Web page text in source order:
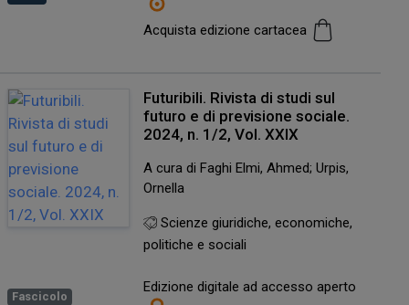
Acquista edizione cartacea
Fascicolo
Futuribili. Rivista di studi sul
futuro e di previsione sociale.
2024, n. 1/2, Vol. XXIX
A cura di Faghi Elmi, Ahmed; Urpis,
Ornella
Scienze giuridiche, economiche,
politiche e sociali
Edizione digitale ad accesso aperto